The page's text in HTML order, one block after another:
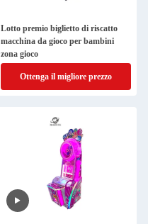
Lotto premio biglietto di riscatto
macchina da gioco per bambini
zona gioco
Ottenga il migliore prezzo